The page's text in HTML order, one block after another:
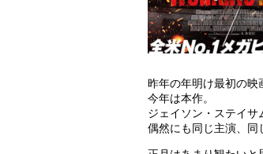
昨年の年明け最初の映
今年は本作。
ジェイソン・ステイサ
偶然にも同じ主演、同